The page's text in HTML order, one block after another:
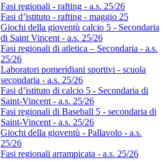
Fasi regionali - rafting - a.s. 25/26
Fasi d’istituto - rafting - maggio 25
Giochi della gioventù calcio 5 - Secondaria
di Saint Vincent - a.s. 25/26
Fasi regionali di atletica – Secondaria - a.s.
25/26
Laboratori pomeridiani sportivi - scuola
secondaria - a.s. 25/26
Fasi d’istituto di calcio 5 - Secondaria di
Saint-Vincent - a.s. 25/26
Fasi regionali di Baseball 5 - secondaria di
Saint-Vincent - a.s. 25/26
Giochi della gioventù - Pallavolo - a.s.
25/26
Fasi regionali arrampicata - a.s. 25/26